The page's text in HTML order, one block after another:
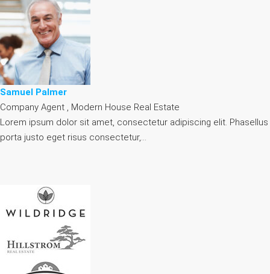
Samuel Palmer
Company Agent , Modern House Real Estate
Lorem ipsum dolor sit amet, consectetur adipiscing elit. Phasellus
porta justo eget risus consectetur,…